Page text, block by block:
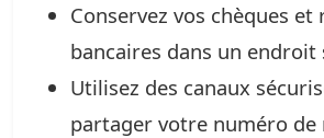
Conservez vos chèques et
bancaires dans un endroit
Utilisez des canaux
partager votre numéro de